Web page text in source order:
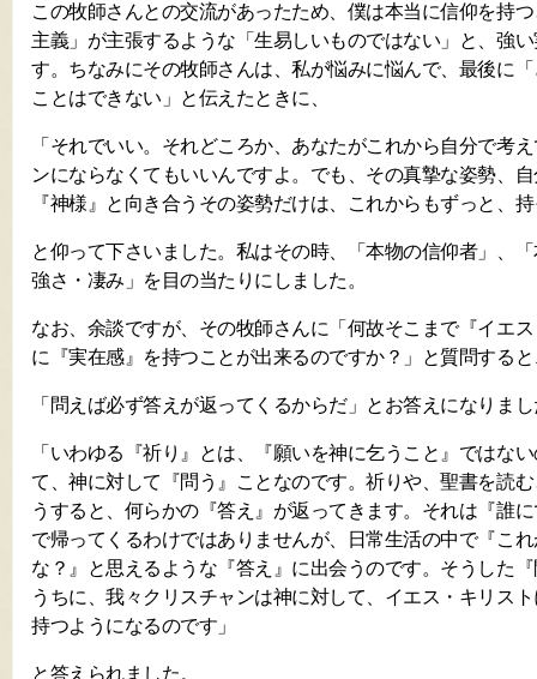
この牧師さんとの交流があったため、僕は本当に信仰を持
主義」が主張するような「生易しいものではない」と、強
す。ちなみにその牧師さんは、私が悩みに悩んで、最後に
ことはできない」と伝えたときに、
「それでいい。それどころか、あなたがこれから自分で考
ンにならなくてもいいんですよ。でも、その真摯な姿勢、
『神様』と向き合うその姿勢だけは、これからもずっと、
と仰って下さいました。私はその時、「本物の信仰者」、
強さ・凄み」を目の当たりにしました。
なお、余談ですが、その牧師さんに「何故そこまで『イエ
に『実在感』を持つことが出来るのですか？」と質問する
「問えば必ず答えが返ってくるからだ」とお答えになりま
「いわゆる『祈り』とは、『願いを神に乞うこと』ではな
て、神に対して『問う』ことなのです。祈りや、聖書を読
うすると、何らかの『答え』が返ってきます。それは『誰
で帰ってくるわけではありませんが、日常生活の中で『こ
な？』と思えるような『答え』に出会うのです。そうした
うちに、我々クリスチャンは神に対して、イエス・キリス
持つようになるのです」
と答えられました。